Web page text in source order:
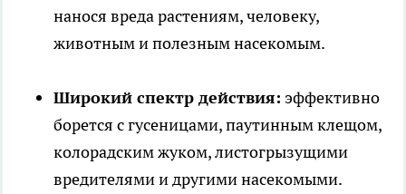
нанося вреда растениям, человеку,
животным и полезным насекомым.
Широкий спектр действия: эффективно
борется с гусеницами, паутинным клещом,
колорадским жуком, листогрызущими
вредителями и другими насекомыми.